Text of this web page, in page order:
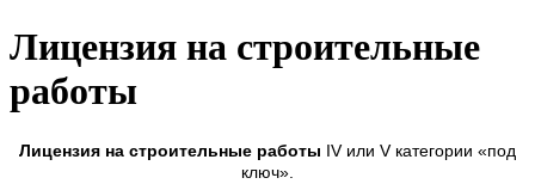
Лицензия на строительные
работы
Лицензия на строительные работы IV или V категории «под
ключ».